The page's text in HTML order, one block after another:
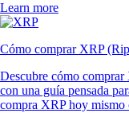
Learn more
Cómo comprar XRP
Descubre cómo
con una guía pensada
compra XRP hoy mismo